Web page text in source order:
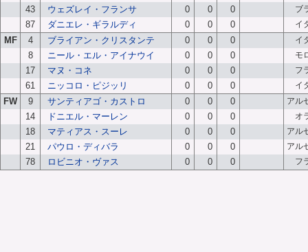
43 ウェズレイ・フランサ 0 0 0 ブ
87 ダニエレ・ギラルディ 0 0 0 イ
MF 4 ブライアン・クリスタンテ 0 0 0 イ
8 ニール・エル・アイナウイ 0 0 0 モ
17 マヌ・コネ 0 0 0 フ
61 ニッコロ・ピジッリ 0 0 0 イ
FW 9 サンティアゴ・カストロ 0 0 0 アル
14 ドニエル・マーレン 0 0 0 オ
18 マティアス・スーレ 0 0 0 アル
21 パウロ・ディバラ 0 0 0 アル
78 ロビニオ・ヴァス 0 0 0 フ